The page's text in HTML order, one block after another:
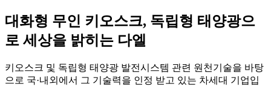
대화형 무인 키오스크, 독립형 태양광으
로 세상을 밝히는 다엘
키오스크 및 독립형 태양광 발전시스템 관련 원천기술을 바탕
으로 국·내외에서 그 기술력을 인정 받고 있는 차세대 기업입